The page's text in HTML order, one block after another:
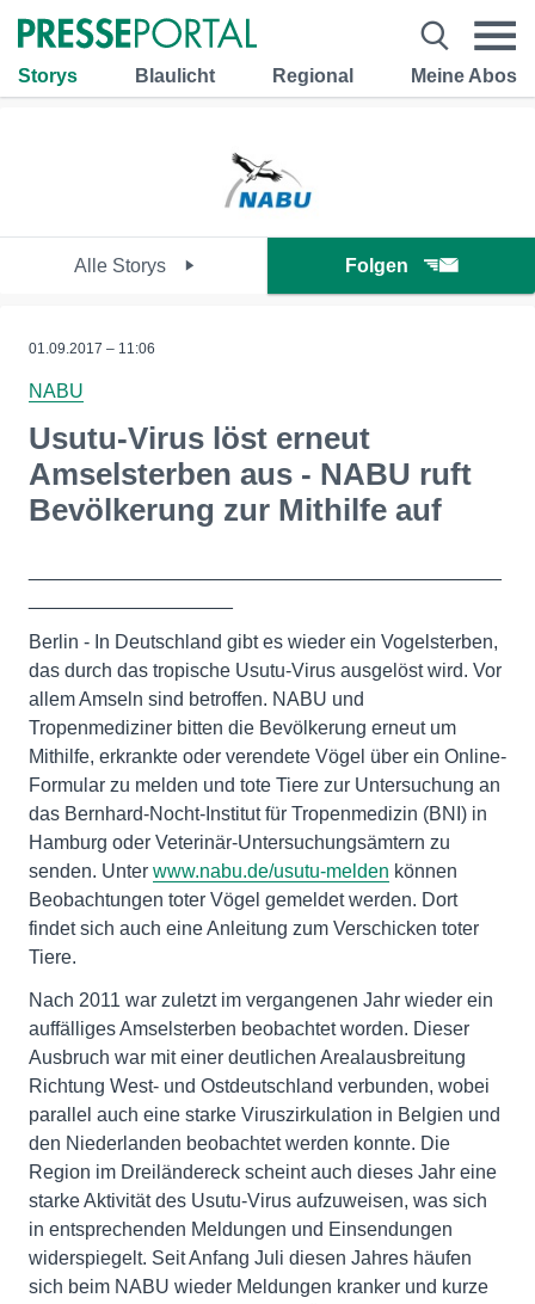
Storys Blaulicht Regional Meine Abos
Alle Storys Folgen
01.09.2017 – 11:06
NABU
Usutu-Virus löst erneut
Amselsterben aus - NABU ruft
Bevölkerung zur Mithilfe auf
Berlin - In Deutschland gibt es wieder ein Vogelsterben,
das durch das tropische Usutu-Virus ausgelöst wird. Vor
allem Amseln sind betroffen. NABU und
Tropenmediziner bitten die Bevölkerung erneut um
Mithilfe, erkrankte oder verendete Vögel über ein Online-
Formular zu melden und tote Tiere zur Untersuchung an
das Bernhard-Nocht-Institut für Tropenmedizin (BNI) in
Hamburg oder Veterinär-Untersuchungsämtern zu
senden. Unter www.nabu.de/usutu-melden können
Beobachtungen toter Vögel gemeldet werden. Dort
findet sich auch eine Anleitung zum Verschicken toter
Tiere.
Nach 2011 war zuletzt im vergangenen Jahr wieder ein
auffälliges Amselsterben beobachtet worden. Dieser
Ausbruch war mit einer deutlichen Arealausbreitung
Richtung West- und Ostdeutschland verbunden, wobei
parallel auch eine starke Viruszirkulation in Belgien und
den Niederlanden beobachtet werden konnte. Die
Region im Dreiländereck scheint auch dieses Jahr eine
starke Aktivität des Usutu-Virus aufzuweisen, was sich
in entsprechenden Meldungen und Einsendungen
widerspiegelt. Seit Anfang Juli diesen Jahres häufen
sich beim NABU wieder Meldungen kranker und kurze